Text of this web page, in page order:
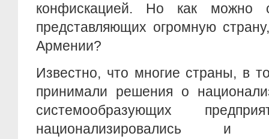
конфискацией. Но как можно
представляющих огромную
Армении?
Известно, что многие страны, в
принимали решения о
системообразующих
национализировались